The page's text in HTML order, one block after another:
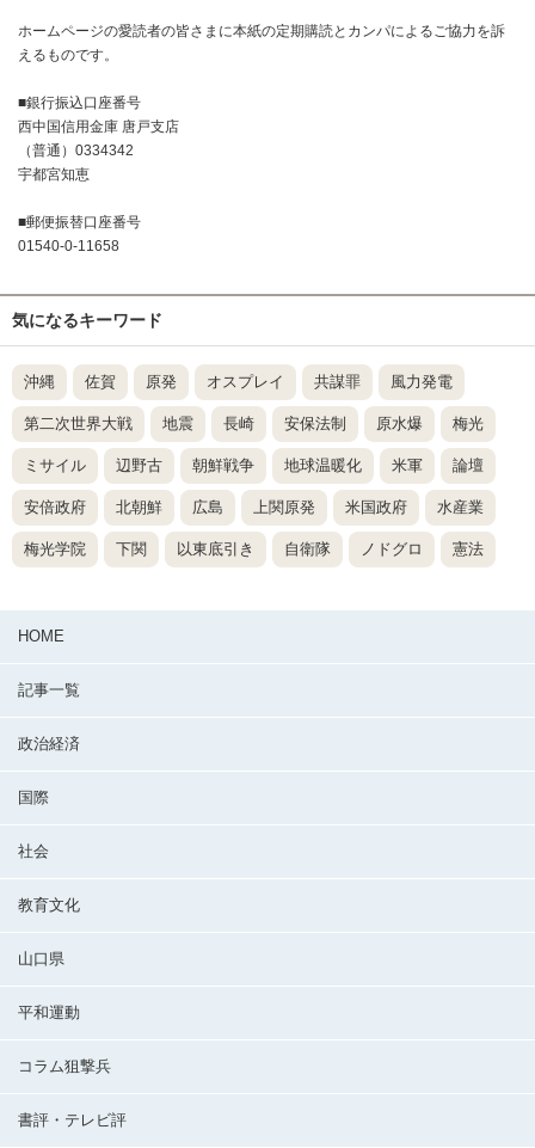
ホームページの愛読者の皆さまに本紙の定期購読とカンパによるご協力を訴
えるものです。
■銀行振込口座番号
西中国信用金庫 唐戸支店
（普通）0334342
宇都宮知恵
■郵便振替口座番号
01540-0-11658
気になるキーワード
沖縄 佐賀 原発 オスプレイ 共謀罪 風力発電
第二次世界大戦 地震 長崎 安保法制 原水爆 梅光
ミサイル 辺野古 朝鮮戦争 地球温暖化 米軍 論壇
安倍政府 北朝鮮 広島 上関原発 米国政府 水産業
梅光学院 下関 以東底引き 自衛隊 ノドグロ 憲法
HOME
記事一覧
政治経済
国際
社会
教育文化
山口県
平和運動
コラム狙撃兵
書評・テレビ評